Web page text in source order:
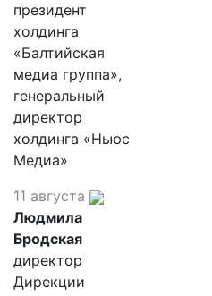
президент
холдинга
«Балтийская
медиа группа»,
генеральный
директор
холдинга «Ньюс
Медиа»
11 августа
Людмила
Бродская
директор
Дирекции